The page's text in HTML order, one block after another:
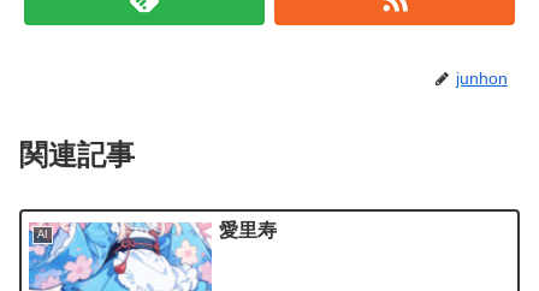
junhon
関連記事
AI 愛里寿